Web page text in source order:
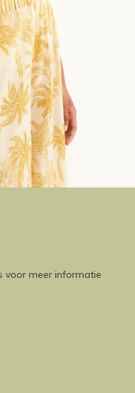
voor meer informatie